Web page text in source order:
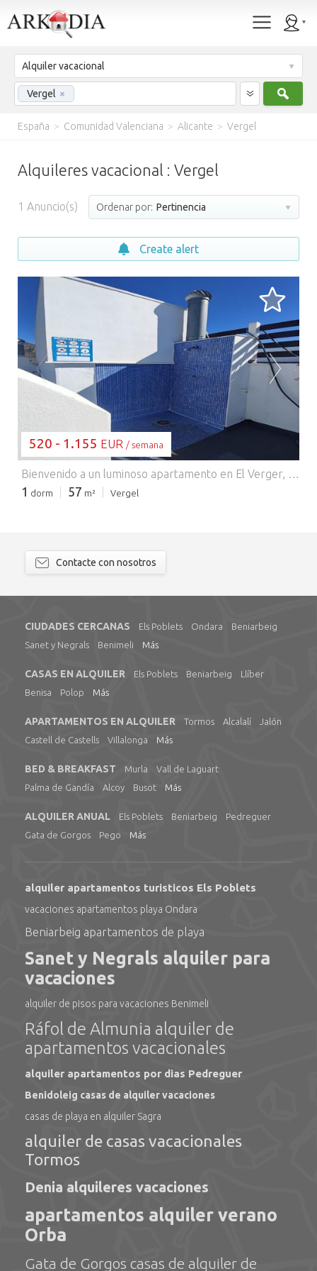
Alquiler vacacional
Vergel ×
España > Comunidad Valenciana > Alicante > Vergel
Alquileres vacacional : Vergel
1 Anuncio(s) Ordenar por: Pertinencia
Create alert
CARGANDO...
520 - 1.155 EUR / semana
Bienvenido a un luminoso apartamento en El Verger, donde amplios ventanales enmarcan impresionantes vistas al mar y la brisa mediterránea fluye libremente. Este acogedor refugio es perfecto para una familia pequeña, con piscina privada para refrescantes baños y una terraza ideal para cenar al aire libre o disfrutar de barbacoas por la noche. La cercana playa invita a relajarse bajo el sol, mientras que los restaurantes y tiendas locales están a un corto paseo. El apartamento cuenta con aire acondicionado para mayor comodidad y una cocina bien equipada para preparar sus comidas favoritas. Ya sea que esté tomando un café en la terraza o disfrutando de una tranquila tarde en el interior, el espacio está diseñado para la comodidad y el relax. También dispone de aparcamiento para mayor comodidad. Para una escapada tranquila a la costa con todo lo esencial: sol, mar y serenidad, este apartamento es la opción perfecta.
1 dorm 57 m² Vergel
Contacte con nosotros
CIUDADES CERCANAS Els Poblets Ondara
Beniarbeig
Sanet y Negrals
Benimeli Más
CASAS EN ALQUILER Els Poblets Beniarbeig
Llíber
Benisa
Polop Más
APARTAMENTOS EN ALQUILER Tormos Alcalalí
Jalón
Castell de Castells
Villalonga Más
BED & BREAKFAST Murla
Vall de Laguart
Palma de Gandía
Alcoy Busot Más
ALQUILER ANUAL Els Poblets Beniarbeig
Pedreguer
Gata de Gorgos
Pego Más
alquiler apartamentos turisticos Els Poblets
vacaciones apartamentos playa Ondara
Beniarbeig apartamentos de playa
Sanet y Negrals alquiler para
vacaciones
alquiler de pisos para vacaciones Benimeli
Ráfol de Almunia alquiler de
apartamentos vacacionales
alquiler apartamentos por dias Pedreguer
Benidoleig casas de alquiler vacaciones
casas de playa en alquiler Sagra
alquiler de casas vacacionales
Tormos
Denia alquileres vacaciones
apartamentos alquiler verano
Orba
Gata de Gorgos casas de alquiler de